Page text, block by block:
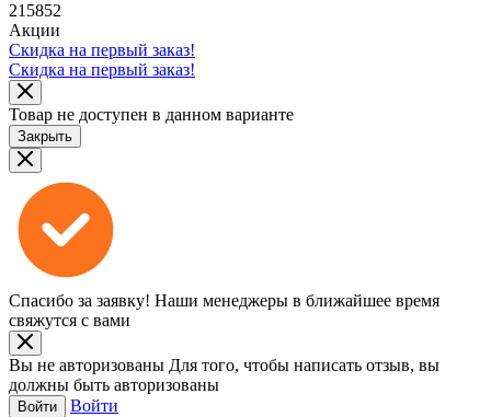
215852
Акции
Скидка на первый заказ!
Скидка на первый заказ!
Товар не доступен в данном варианте
Закрыть
Спасибо за заявку! Наши менеджеры в ближайшее время
свяжутся с вами
Вы не авторизованы Для того, чтобы написать отзыв, вы
должны быть авторизованы
Войти Войти